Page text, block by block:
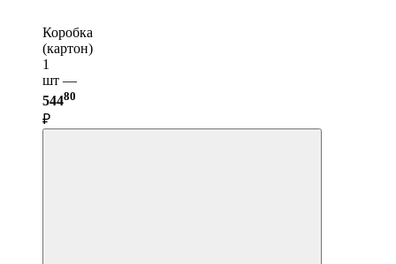
Коробка
(картон)
1
шт —
54480
₽